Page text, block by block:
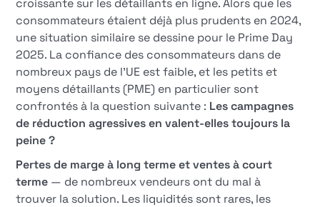
croissante sur les détaillants en ligne. Alors que les
consommateurs étaient déjà plus prudents en 2024,
une situation similaire se dessine pour le Prime Day
2025. La confiance des consommateurs dans de
nombreux pays de l'UE est faible, et les petits et
moyens détaillants (PME) en particulier sont
confrontés à la question suivante : Les campagnes
de réduction agressives en valent-elles toujours la
peine ?
Pertes de marge à long terme et ventes à court
terme — de nombreux vendeurs ont du mal à
trouver la solution. Les liquidités sont rares, les